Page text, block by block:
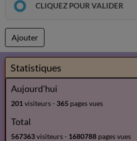
CLIQUEZ POUR VALIDER
Ajouter
Statistiques
Aujourd'hui
201 visiteurs - 365 pages vues
Total
567363visiteurs - 1680788 pages vues